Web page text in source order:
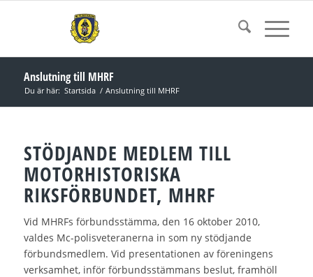
Anslutning till MHRF
Du är här: Startsida / Anslutning till MHRF
STÖDJANDE MEDLEM TILL
MOTORHISTORISKA
RIKSFÖRBUNDET, MHRF
Vid MHRFs förbundsstämma, den 16 oktober 2010,
valdes Mc-polisveteranerna in som ny stödjande
förbundsmedlem. Vid presentationen av föreningens
verksamhet, inför förbundsstämmans beslut, framhöll